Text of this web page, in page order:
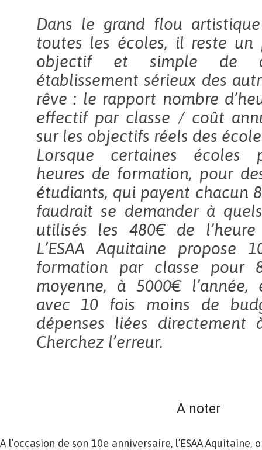
Dans le grand flou
toutes les écoles, il reste un
objectif et simple de
établissement sérieux des
rêve : le rapport nombre
effectif par classe / coût
sur les objectifs réels des
Lorsque certaines écoles
heures de formation, pour
étudiants, qui payent chacun
faudrait se demander à
utilisés les 480€ de
L’ESAA Aquitaine propose
formation par classe pour
moyenne, à 5000€ l’année,
avec 10 fois moins de
dépenses liées directement
Cherchez l’erreur.
A noter
A l’occasion de son 10e anniversaire, l’ESAA